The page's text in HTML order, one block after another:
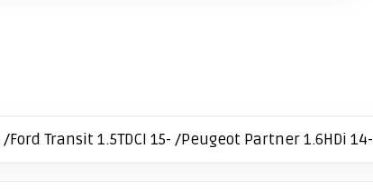
Transit 1.5TDCI 15- /Peugeot Partner 1.6HDi 14-